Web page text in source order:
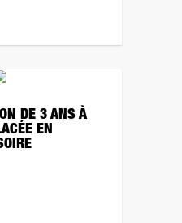
DE 3 ANS À
EN